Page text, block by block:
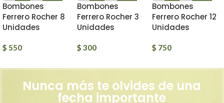
Bombones
Ferrero Rocher 8
Unidades
$ 550
Bombones
Ferrero Rocher 3
Unidades
$ 300
Bombones
Ferrero Rocher 12
Unidades
$ 750
Nunca más te olvides de una
fecha importante